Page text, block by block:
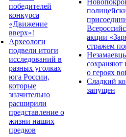
победителей
конкурса
«Движение
вверх»!
Археологи
подвели итоги
исследований в
разных уголках
юга России,
которые
значительно
расширили
представление о
жизни наших
предков
акции
стражем
сохраняют
о героях
Сладкий
запущен